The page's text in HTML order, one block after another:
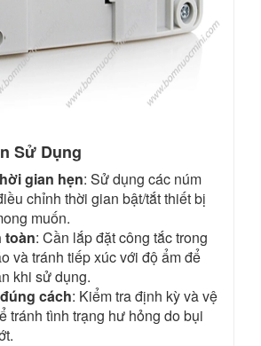
Sử Dụng
gian hẹn: Sử dụng các núm
chỉnh thời gian bật/tắt thiết bị
muốn.
toàn: Cần lắp đặt công tắc trong
và tránh tiếp xúc với độ ẩm để
khi sử dụng.
cách: Kiểm tra định kỳ và vệ
tránh tình trạng hư hỏng do bụi